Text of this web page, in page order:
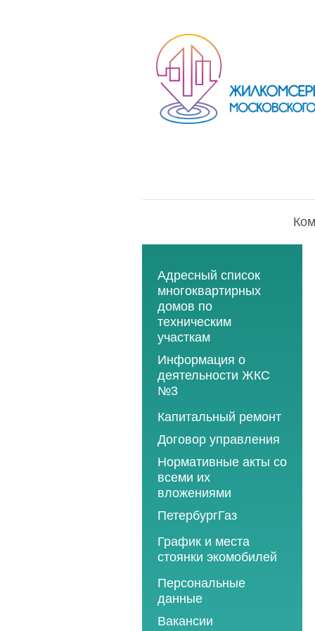
Адресный список
многоквартирных
домов по
техническим
участкам
Информация о
деятельности ЖКС
№3
Программы
2013 год
2014 год
2015 год
2016 год
2017 год
2018 год
Капитальный ремонт
Договор управления
Нормативные акты со
всеми их
вложениями
ПетербургГаз
2018 год
2019 год
2020 год
2021 год
2022 год
График и места
стоянки экомобилей
2019 год
2020 год
2021 год
Персональные
данные
Вакансии